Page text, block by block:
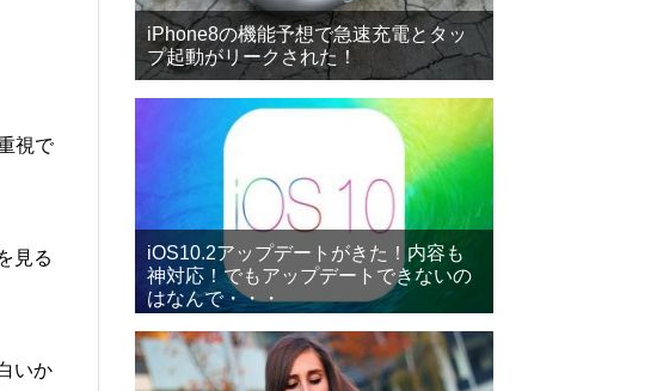
視で
見る
いか
iPhone8の機能予想で急速充電とタッ
プ起動がリークされた！
iOS10.2アップデートがきた！内容も
神対応！でもアップデートできないの
はなんで・・・